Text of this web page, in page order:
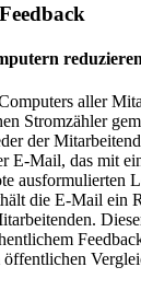
reduzieren
aller
Stromzähler
der
E-Mail, das mit
ausformulierten
die E-Mail ein